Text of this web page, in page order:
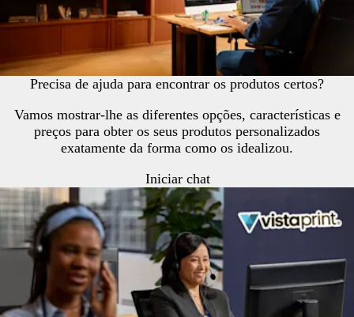
Precisa de ajuda para encontrar os produtos certos?
Vamos mostrar-lhe as diferentes opções, características e
preços para obter os seus produtos personalizados
exatamente da forma como os idealizou.
Iniciar chat